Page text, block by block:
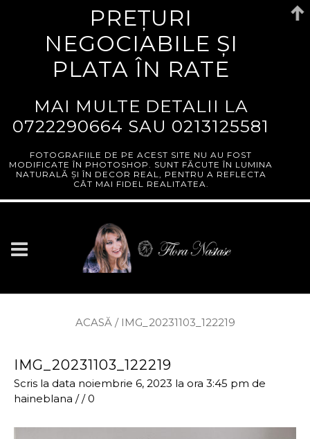
ACASĂ / IMG_20231103_122219
IMG_20231103_122219
Scris la data noiembrie 6, 2023 la ora 3:45 pm de
haineblana //0
PREȚURI
NEGOCIABILE ȘI
PLATA ÎN RATE
MAI MULTE DETALII LA
0722290664 SAU 0213125581
FOTOGRAFIILE DE PE ACEST SITE NU AU FOST
MODIFICATE ÎN PHOTOSHOP. SUNT FĂCUTE ÎN LUMINA
NATURALĂ ȘI ÎN DECOR REAL, PENTRU A REFLECTA
CÂT MAI FIDEL REALITATEA.